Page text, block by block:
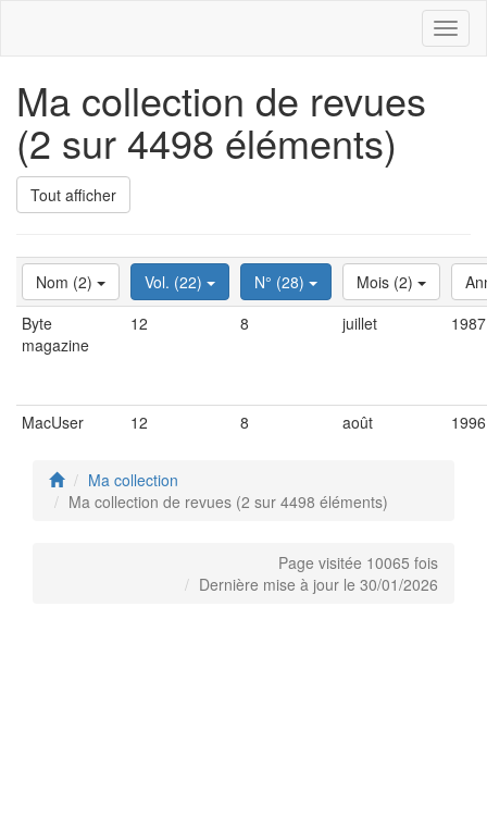
Ma collection de revues
(2 sur 4498 éléments)
Tout afficher
Nom (2) Vol. (22) N° (28) Mois (2)
Byte
magazine
12 8 juillet 1987
MacUser 12 8 août 1996
Ma collection
Ma collection de revues (2 sur 4498 éléments)
Page visitée 10065 fois
Dernière mise à jour le 30/01/2026